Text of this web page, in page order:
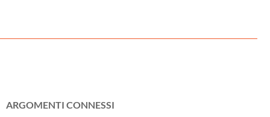
ARGOMENTI CONNESSI